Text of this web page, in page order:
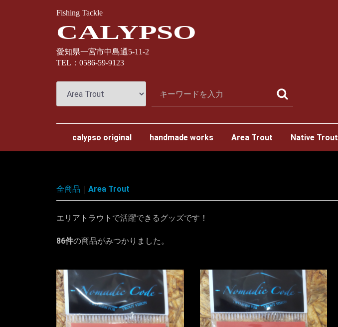
Fishing Tackle
CALYPSO
愛知県一宮市中島通5-11-2
TEL：0586-59-9123
calypso original handmade works Area Trout Native Trout
全商品 Area Trout
エリアトラウトで活躍できるグッズです！
86件の商品がみつかりました。